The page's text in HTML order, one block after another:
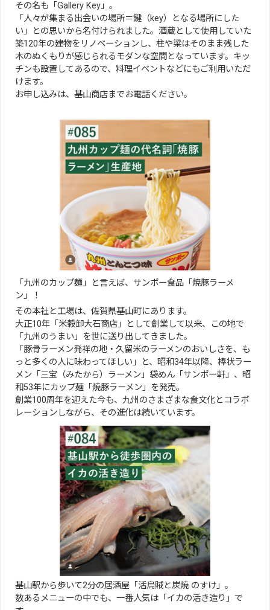
その名も「Gallery Key」。
「人々が集まる出会いの場所＝鍵（key）となる場所にした
い」との思いから名付けられました。酒蔵として使用していた
築120年の建物をリノベーションし、柱や梁はそのまま残した
木のぬくもりが感じられるモダンな空間となっています。キッ
チンも設置してあるので、料理イベントなどにもご利用いただ
けます。
お申し込みは、基山商店までお電話ください。
「九州のカップ麺」と言えば、サンポー食品「焼豚ラーメ
ン」！
その本社と工場は、佐賀県基山町にあります。
大正10年「米穀卸大石商店」として創業して以来、この地で
「九州のうまい」を世に送り出してきました。
「豚骨ラーメン発祥の地・久留米のラーメンのおいしさを、も
っと多くの人に味わってほしい」と、昭和34年以降、棒状ラー
メン「三宝（みたから）ラーメン」袋めん「サンポー軒」、昭
和53年にカップ麺「焼豚ラーメン」を発売。
創業100周年を迎えた今も、九州のさまざまな食文化とコラボ
レーションしながら、その進化は続いています。
基山駅から歩いて2分の居酒屋「活烏賊と炭焼 のすけ」。
数あるメニューの中でも、一番人気は「イカの活き造り」で